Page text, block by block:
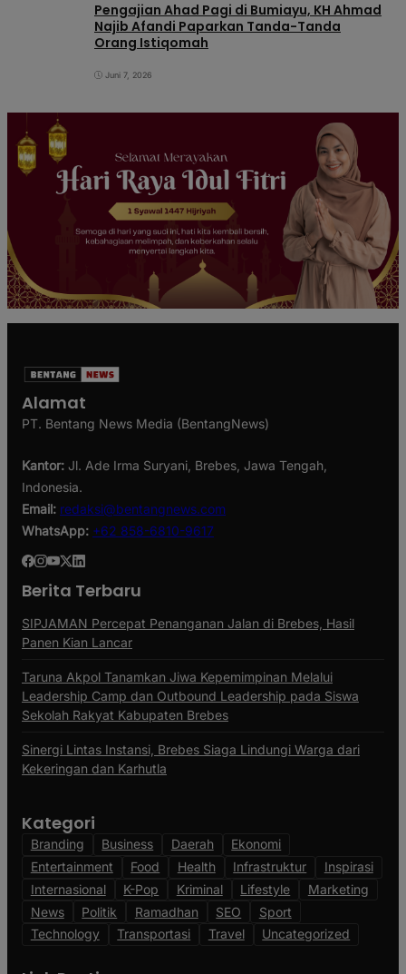
Pengajian Ahad Pagi di Bumiayu, KH Ahmad
Najib Afandi Paparkan Tanda-Tanda
Orang Istiqomah
Juni 7, 2026
Alamat
PT. Bentang News Media (BentangNews)
Kantor: Jl. Ade Irma Suryani, Brebes, Jawa Tengah,
Indonesia.
Email: redaksi@bentangnews.com
WhatsApp: +62 858-6810-9617
Berita Terbaru
SIPJAMAN Percepat Penanganan Jalan di Brebes, Hasil
Panen Kian Lancar
Taruna Akpol Tanamkan Jiwa Kepemimpinan Melalui
Leadership Camp dan Outbound Leadership pada Siswa
Sekolah Rakyat Kabupaten Brebes
Sinergi Lintas Instansi, Brebes Siaga Lindungi Warga dari
Kekeringan dan Karhutla
Kategori
Branding Business Daerah
Ekonomi
Entertainment
Food Health Infrastruktur
Inspirasi
Internasional
K-Pop Kriminal Lifestyle
Marketing
News
Politik Ramadhan SEO
Sport
Technology
Transportasi Travel Uncategorized